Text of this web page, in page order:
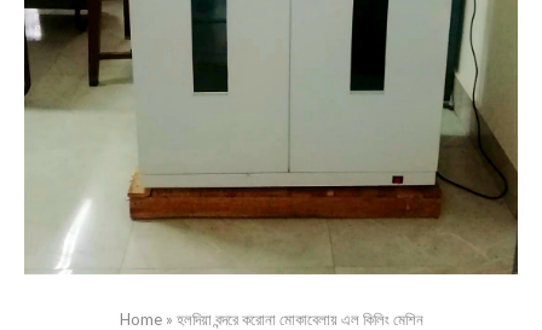
Home» হলদিয়া বন্দরে করোনা মোকাবেলায় এল কিলিং মেশিন